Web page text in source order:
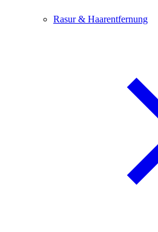
Rasur & Haarentfernung